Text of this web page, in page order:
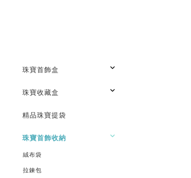
珠寶首飾盒
珠寶收藏盒
精品珠寶提袋
珠寶首飾收納
絨布袋
拉鍊包